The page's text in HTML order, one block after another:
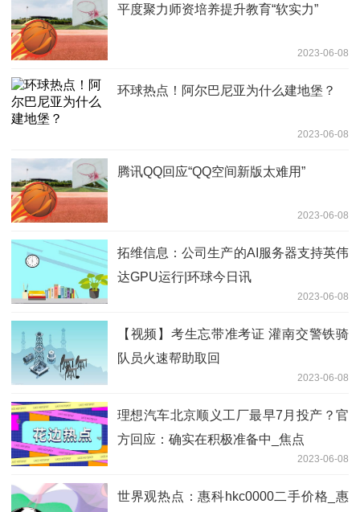
平度聚力师资培养提升教育“软实力”
2023-06-08
环球热点！阿尔巴尼亚为什么建地堡？
2023-06-08
腾讯QQ回应“QQ空间新版太难用”
2023-06-08
拓维信息：公司生产的AI服务器支持英伟
达GPU运行|环球今日讯
2023-06-08
【视频】考生忘带准考证 灌南交警铁骑
队员火速帮助取回
2023-06-08
理想汽车北京顺义工厂最早7月投产？官
方回应：确实在积极准备中_焦点
2023-06-08
世界观热点：惠科hkc0000二手价格_惠